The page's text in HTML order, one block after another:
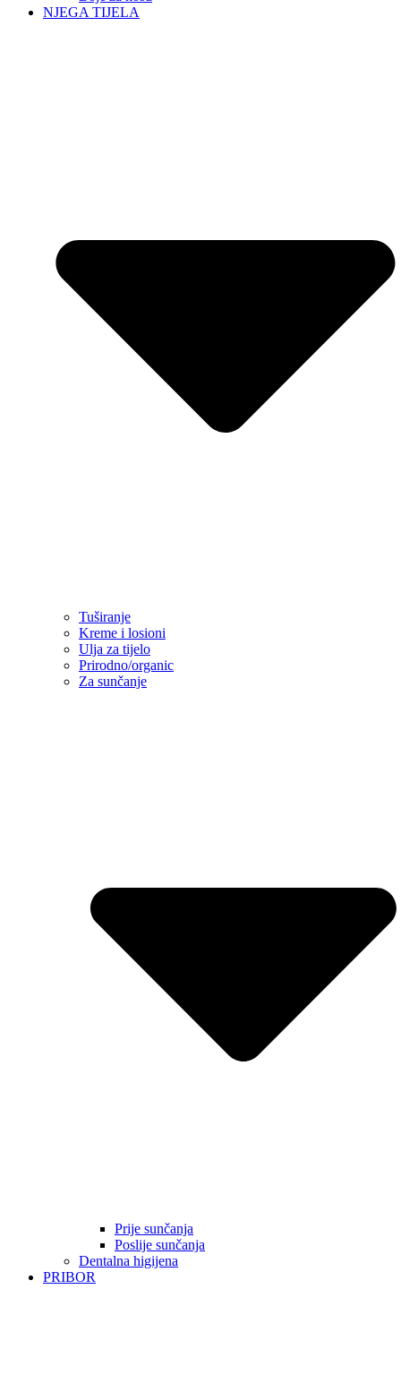
NJEGA TIJELA
Tuširanje
Kreme i losioni
Ulja za tijelo
Prirodno/organic
Za sunčanje
Prije sunčanja
Poslije sunčanja
Dentalna higijena
PRIBOR